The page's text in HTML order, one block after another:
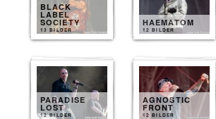
BLACK
LABEL
SOCIETY
13 BILDER
HAEMATOM
12 BILDER
PARADISE
LOST
12 BILDER
AGNOSTIC
FRONT
12 BILDER